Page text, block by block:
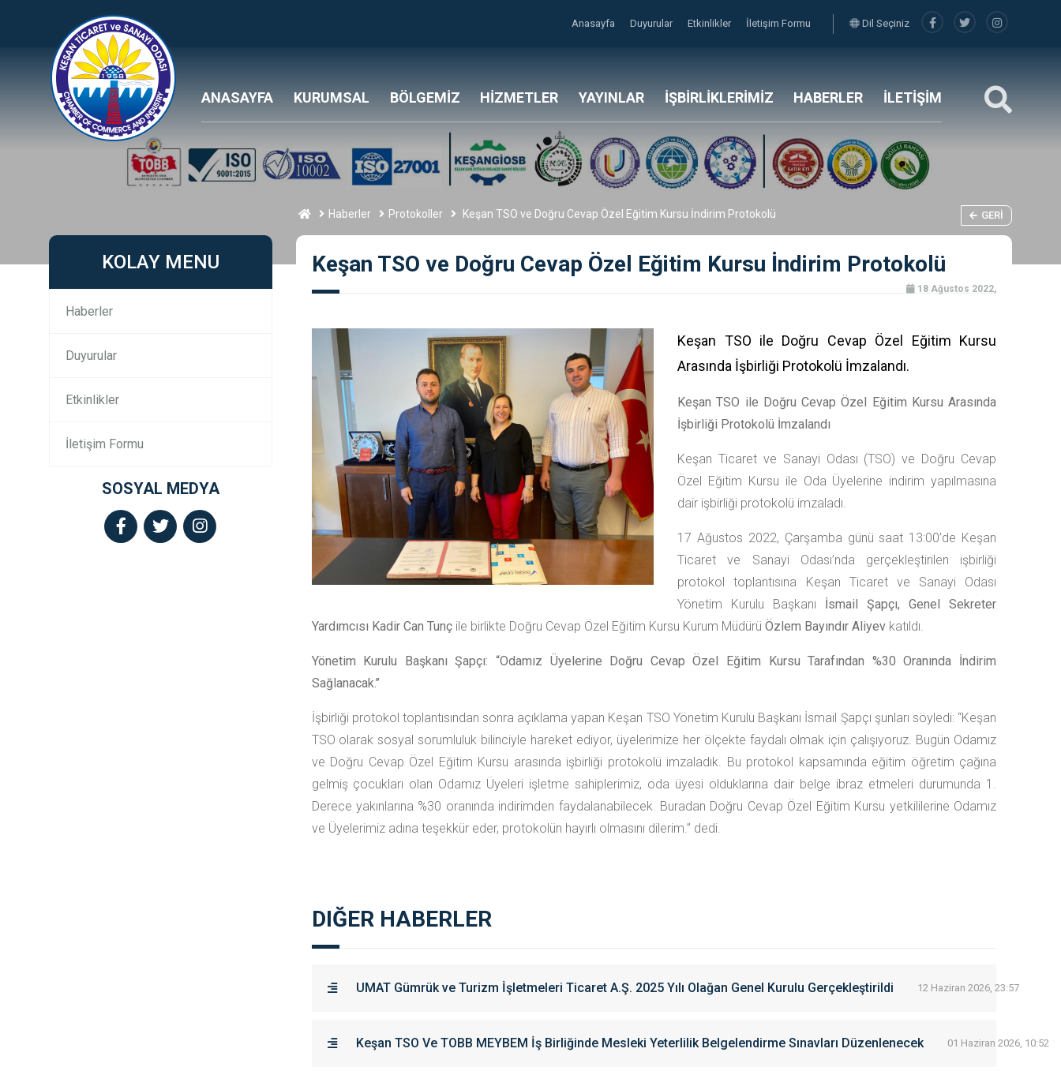
Anasayfa Duyurular Etkinlikler İletişim Formu Dil Seçiniz
ANASAYFA KURUMSAL BÖLGEMİZ HİZMETLER YAYINLAR İŞBİRLİKLERİMİZ HABERLER İLETİŞİM
Haberler Protokoller Keşan TSO ve Doğru Cevap Özel Eğitim Kursu İndirim Protokolü GERI
KOLAY MENU
Haberler
Duyurular
Etkinlikler
İletişim Formu
SOSYAL MEDYA
Keşan TSO ve Doğru Cevap Özel Eğitim Kursu İndirim Protokolü
18 Ağustos 2022,
Keşan TSO ile Doğru Cevap Özel Eğitim Kursu
Arasında İşbirliği Protokolü İmzalandı.
Keşan TSO ile Doğru Cevap Özel Eğitim Kursu Arasında
İşbirliği Protokolü İmzalandı
Keşan Ticaret ve Sanayi Odası (TSO) ve Doğru Cevap
Özel Eğitim Kursu ile Oda Üyelerine indirim yapılmasına
dair işbirliği protokolü imzaladı.
17 Ağustos 2022, Çarşamba günü saat 13:00’de Keşan
Ticaret ve Sanayi Odası’nda gerçekleştirilen işbirliği
protokol toplantısına Keşan Ticaret ve Sanayi Odası
Yönetim Kurulu Başkanı İsmail Şapçı, Genel Sekreter
Yardımcısı Kadir Can Tunç ile birlikte Doğru Cevap Özel Eğitim Kursu Kurum Müdürü Özlem Bayındır Aliyevkatıldı.
Yönetim Kurulu Başkanı Şapçı: “Odamız Üyelerine Doğru Cevap Özel Eğitim Kursu Tarafından %30 Oranında İndirim
Sağlanacak.’’
İşbirliği protokol toplantısından sonra açıklama yapan Keşan TSO Yönetim Kurulu Başkanı İsmail Şapçı şunları söyledi: “Keşan
TSO olarak sosyal sorumluluk bilinciyle hareket ediyor, üyelerimize her ölçekte faydalı olmak için çalışıyoruz. Bugün Odamız
ve Doğru Cevap Özel Eğitim Kursu arasında işbirliği protokolü imzaladık. Bu protokol kapsamında eğitim öğretim çağına
gelmiş çocukları olan Odamız Üyeleri işletme sahiplerimiz, oda üyesi olduklarına dair belge ibraz etmeleri durumunda 1.
Derece yakınlarına %30 oranında indirimden faydalanabilecek. Buradan Doğru Cevap Özel Eğitim Kursu yetkililerine Odamız
ve Üyelerimiz adına teşekkür eder, protokolün hayırlı olmasını dilerim.’’ dedi.
DIĞER HABERLER
UMAT Gümrük ve Turizm İşletmeleri Ticaret A.Ş. 2025 Yılı Olağan Genel Kurulu Gerçekleştirildi 12 Haziran 2026, 23:57
Keşan TSO Ve TOBB MEYBEM İş Birliğinde Mesleki Yeterlilik Belgelendirme Sınavları Düzenlenecek 01 Haziran 2026, 10:52